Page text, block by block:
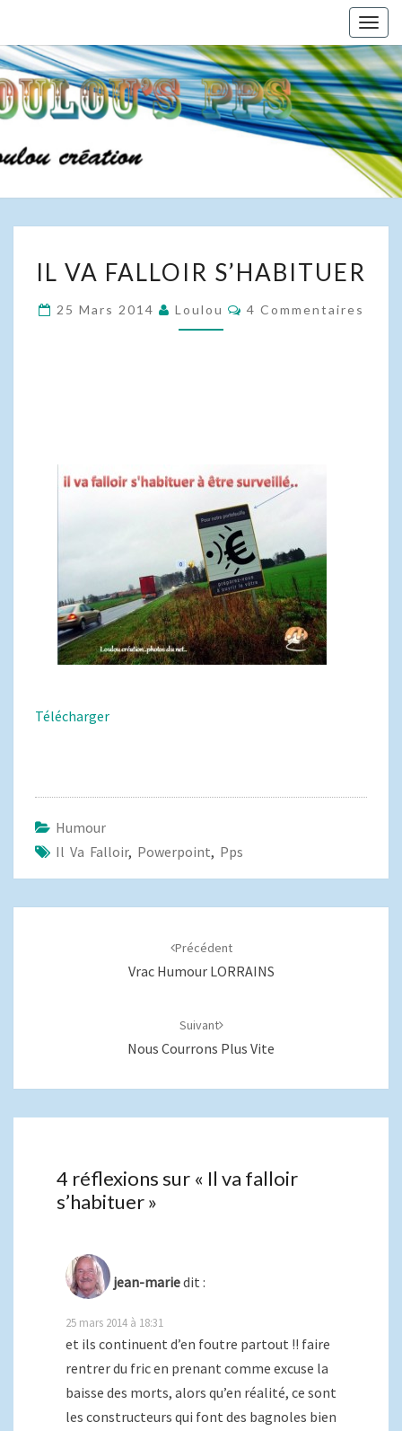
content
VA
S’HABITUER
IL VA FALLOIR S’HABITUER
25 Mars 2014 Loulou Commentaires
4 Commentaires
Télécharger
Humour
Il Va Falloir, Powerpoint, Pps
Précédent
Vrac Humour LORRAINS
Suivant
Nous Courrons Plus Vite
4 réflexions sur « Il va falloir
s’habituer»
jean-mariedit :
25 mars 2014 à 18:31
et ils continuent d’en foutre partout !! faire
rentrer du fric en prenant comme excuse la
baisse des morts, alors qu’en réalité, ce sont
les constructeurs qui font des bagnoles bien